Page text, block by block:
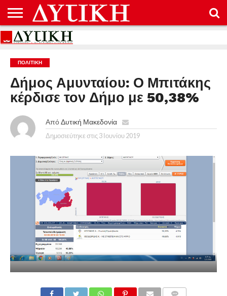
ΑΡΧΙΚΉ
ΕΠΙΚΟΙΝΩΝΊΑ
ΌΡΟΙ
ΠΡΟΣΤΑΣΊΑ
ΔΕΔΟΜΈΝΩΝ
ΠΟΛΙΤΙΚΉ
Δήμος Αμυνταίου: Ο Μπιτάκης
κέρδισε τον Δήμο με 50,38%
Από Δυτική Μακεδονία
Δημοσιεύτηκε στις 3 Ιουνίου 2019